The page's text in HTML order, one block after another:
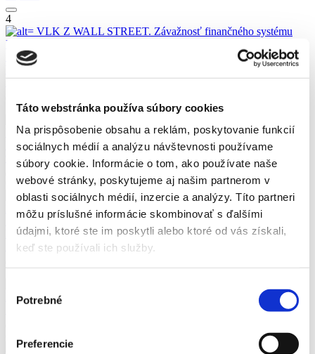
Táto webstránka používa súbory cookies
Na prispôsobenie obsahu a reklám, poskytovanie funkcií
sociálnych médií a analýzu návštevnosti používame
súbory cookie. Informácie o tom, ako používate naše
webové stránky, poskytujeme aj našim partnerom v
oblasti sociálnych médií, inzercie a analýzy. Títo partneri
môžu príslušné informácie skombinovať s ďalšími
údajmi, ktoré ste im poskytli alebo ktoré od vás získali,
keď ste používali ich služby.
súhlasu
Potrebné
Preferencie
4
VLK Z WALL STREET. Závažnosť finančného systému
Ernst WOLFF
VLK Z WALL STREET. Závažnosť finančného systému Ernst
WOLFF
14,99€
WOODOVÁ
IMPÉRIUM KAPITÁLU Ellen MEIKSINSOVÁ WOODOVÁ
9,99€
SLOBODNÁ TRŽNÁ EKONOMIKA JE KATASTROFA
KYSUCKÝ Pavol Peter
SLOBODNÁ TRŽNÁ EKONOMIKA JE KATASTROFA
KYSUCKÝ Pavol Peter
17,99€
7
Kapitalizmus zainteresovaných strán
Co nesmíte vědět!